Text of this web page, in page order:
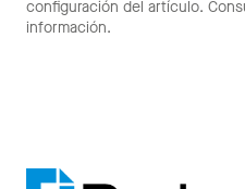
configuración del artículo.
información.